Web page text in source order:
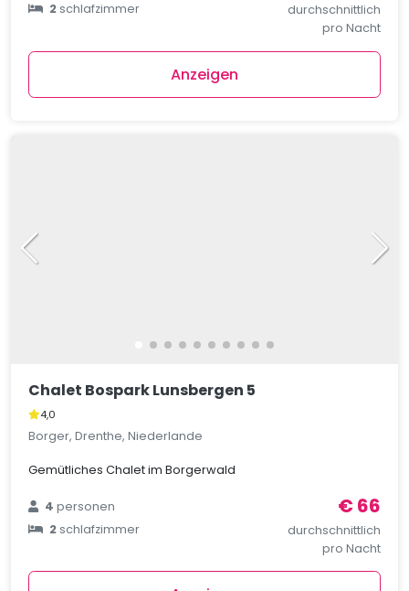
2schlafzimmer
durchschnittlich
pro Nacht
Anzeigen
Chalet Bospark Lunsbergen 5
4,0
Borger, Drenthe, Niederlande
Gemütliches Chalet im Borgerwald
4personen
2schlafzimmer
€ 66
durchschnittlich
pro Nacht